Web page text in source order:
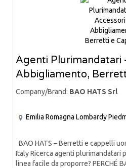
Agenti Plurimandatari
Abbigliamento,
Company/Brand: BAO HATS Srl
Emilia Romagna Lombardy
BAO HATS – Berretti e cappelli
Italy Ricerca agenti plurimandatari
linea facile da proporre? PERCHÉ